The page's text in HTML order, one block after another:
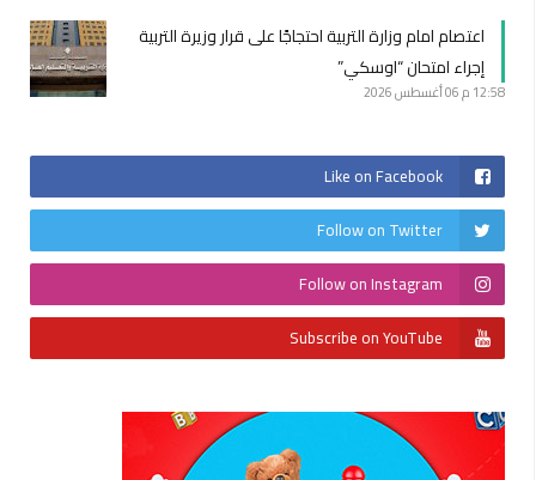
اعتصام امام وزارة التربية احتجاجًا على قرار وزيرة التربية
إجراء امتحان “اوسكي”
12:58 م 06 أغسطس 2026
Like on Facebook
Follow on Twitter
Follow on Instagram
Subscribe on YouTube